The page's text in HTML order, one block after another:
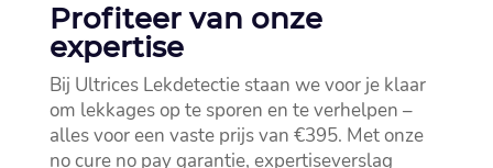
Profiteer van onze
expertise
Bij Ultrices Lekdetectie staan we voor je klaar
om lekkages op te sporen en te verhelpen –
alles voor een vaste prijs van €395.​ Met onze
no cure no pay garantie, expertiseverslag